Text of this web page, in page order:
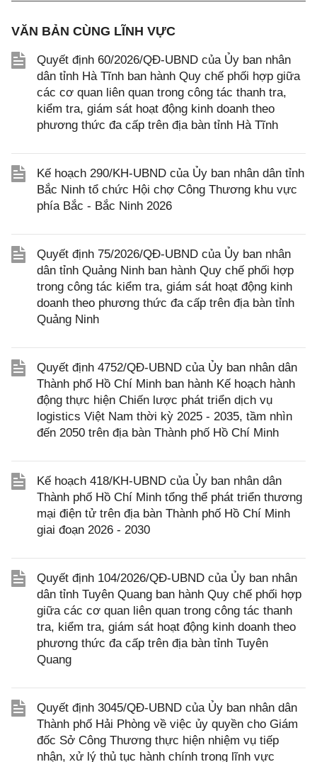
VĂN BẢN CÙNG LĨNH VỰC
Quyết định 60/2026/QĐ-UBND của Ủy ban nhân
dân tỉnh Hà Tĩnh ban hành Quy chế phối hợp giữa
các cơ quan liên quan trong công tác thanh tra,
kiểm tra, giám sát hoạt động kinh doanh theo
phương thức đa cấp trên địa bàn tỉnh Hà Tĩnh
Kế hoạch 290/KH-UBND của Ủy ban nhân dân tỉnh
Bắc Ninh tổ chức Hội chợ Công Thương khu vực
phía Bắc - Bắc Ninh 2026
Quyết định 75/2026/QĐ-UBND của Ủy ban nhân
dân tỉnh Quảng Ninh ban hành Quy chế phối hợp
trong công tác kiểm tra, giám sát hoạt động kinh
doanh theo phương thức đa cấp trên địa bàn tỉnh
Quảng Ninh
Quyết định 4752/QĐ-UBND của Ủy ban nhân dân
Thành phố Hồ Chí Minh ban hành Kế hoạch hành
động thực hiện Chiến lược phát triển dịch vụ
logistics Việt Nam thời kỳ 2025 - 2035, tầm nhìn
đến 2050 trên địa bàn Thành phố Hồ Chí Minh
Kế hoạch 418/KH-UBND của Ủy ban nhân dân
Thành phố Hồ Chí Minh tổng thể phát triển thương
mại điện tử trên địa bàn Thành phố Hồ Chí Minh
giai đoạn 2026 - 2030
Quyết định 104/2026/QĐ-UBND của Ủy ban nhân
dân tỉnh Tuyên Quang ban hành Quy chế phối hợp
giữa các cơ quan liên quan trong công tác thanh
tra, kiểm tra, giám sát hoạt động kinh doanh theo
phương thức đa cấp trên địa bàn tỉnh Tuyên
Quang
Quyết định 3045/QĐ-UBND của Ủy ban nhân dân
Thành phố Hải Phòng về việc ủy quyền cho Giám
đốc Sở Công Thương thực hiện nhiệm vụ tiếp
nhận, xử lý thủ tục hành chính trong lĩnh vực